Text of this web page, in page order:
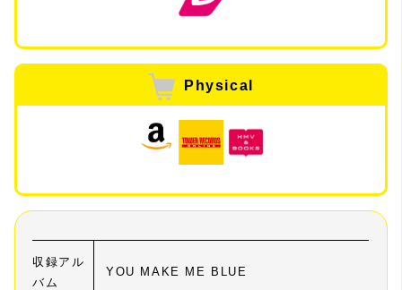
Physical
収録アル
バム
YOU MAKE ME BLUE